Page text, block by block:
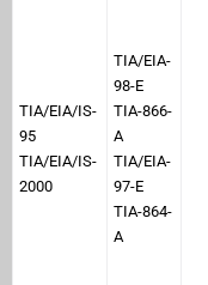
TIA/EIA/IS-
95
TIA/EIA/IS-
2000
TIA/EIA-
98-E
TIA-866-
A
TIA/EIA-
97-E
TIA-864-
A